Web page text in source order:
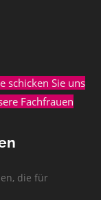
schicken Sie uns
Fachfrauen
die für